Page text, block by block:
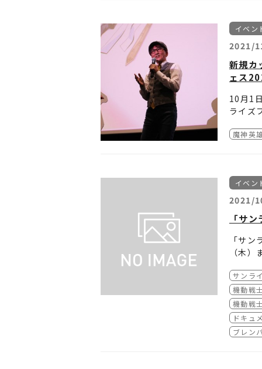
※全公
ミッド
2021年
2021年
2021年
2021年
2021年
※全公
MOVIX
2021年
2021年
2021
※全公
【会場】
T・ジ
日時：
上映
（ゲス
イベン
2021/
新規カ
ェス
10月1
ライズ
別編集
まずは
神志那
「特別
かった
魔神英
イベン
2021/
「サ
「サ
（木
チケッ
【日程
2021年
2021年
2021年
2021年
【会場
TOHO
サンラ
機動戦
機動戦
ドキュ
ブレン